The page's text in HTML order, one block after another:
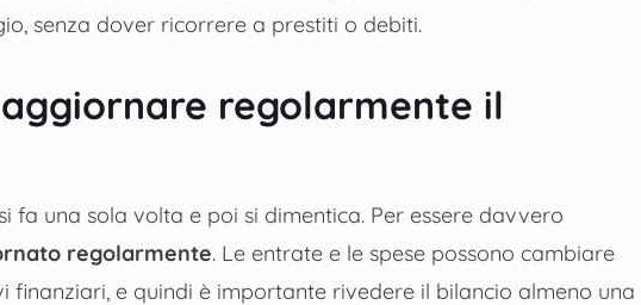
senza dover ricorrere a prestiti o debiti.
regolarmente il
fa una sola volta e poi si dimentica. Per essere davvero
regolarmente. Le entrate e le spese possono cambiare
finanziari, e quindi è importante rivedere il bilancio almeno una